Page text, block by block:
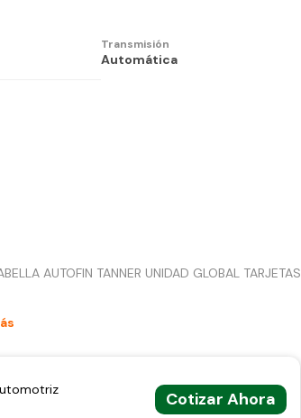
Transmisión
Automática
AUTOFIN TANNER UNIDAD GLOBAL TARJETAS
Cotizar Ahora